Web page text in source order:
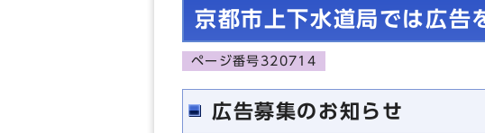
京都市上下水道局では広告
ページ番号320714
広告募集のお知らせ